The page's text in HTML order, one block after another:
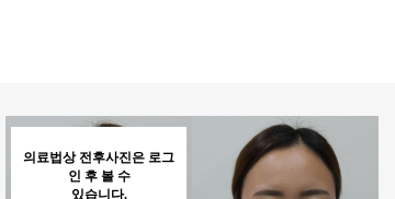
의료법상 전후사진은 로그
인 후 볼 수
있습니다.